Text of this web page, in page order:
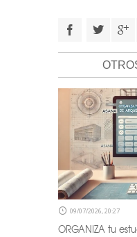
09/07/2026, 20:27
ORGANIZA tu